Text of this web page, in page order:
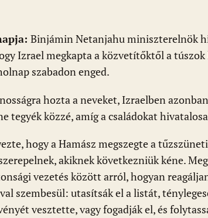
di
t
l m
e
g
Binjámin Netanjahu miniszterelnök
Izrael megkapta a közvetítőktől a
szabadon enged.
hozta a neveket, Izraelben
tegyék közzé, amíg a családokat
hogy a Hamász megszegte a
akiknek következniük kéne.
vezetés között arról, hogyan
szembesül: utasítsák el a listát,
vesztette, vagy fogadják el, és